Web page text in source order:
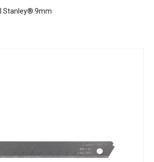
Stanley® 9mm